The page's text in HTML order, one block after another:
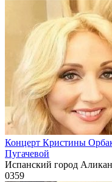
Концерт Кристины
Пугачевой
Испанский город
0359